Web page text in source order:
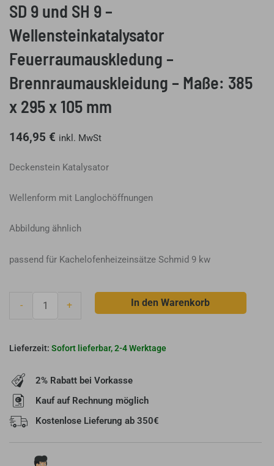
SD 9 und SH 9 –
Wellensteinkatalysator
Feuerraumauskledung –
Brennraumauskleidung – Maße: 385
x 295 x 105 mm
146,95 € inkl. MwSt
Deckenstein Katalysator
Wellenform mit Langlochöffnungen
Abbildung ähnlich
passend für Kachelofenheizeinsätze Schmid 9 kw
-
Deckenstein
alle
9
und
SH
9
-
Wellensteinkatalysator
+ In den Warenkorb
Sofort lieferbar, 2-4 Werktage
2% Rabatt bei Vorkasse
Kauf auf Rechnung möglich
Kostenlose Lieferung ab 350€